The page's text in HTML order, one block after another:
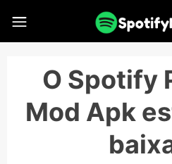
O Spotify
Mod Apk